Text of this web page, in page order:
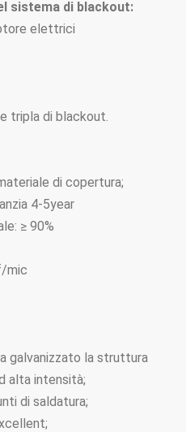
sistema di blackout:
elettrici
tripla di blackout.
di copertura;
4-5year
≥ 90%
mic
galvanizzato la struttura
alta intensità;
di saldatura;